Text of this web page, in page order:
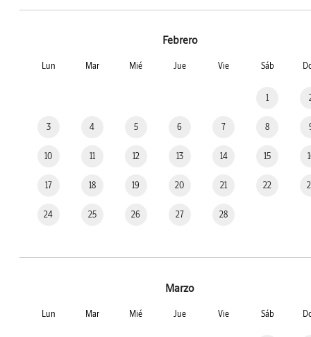
Febrero
Lun Mar Mié Jue Vie Sáb
1
3 4 5 6 7 8
10 11 12 13 14 15
17 18 19 20 21 22
24 25 26 27 28
Marzo
Lun Mar Mié Jue Vie Sáb